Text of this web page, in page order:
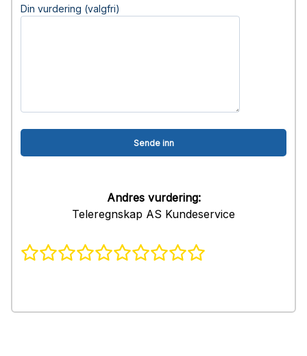
Din vurdering (valgfri)
Andres vurdering:
Teleregnskap AS Kundeservice